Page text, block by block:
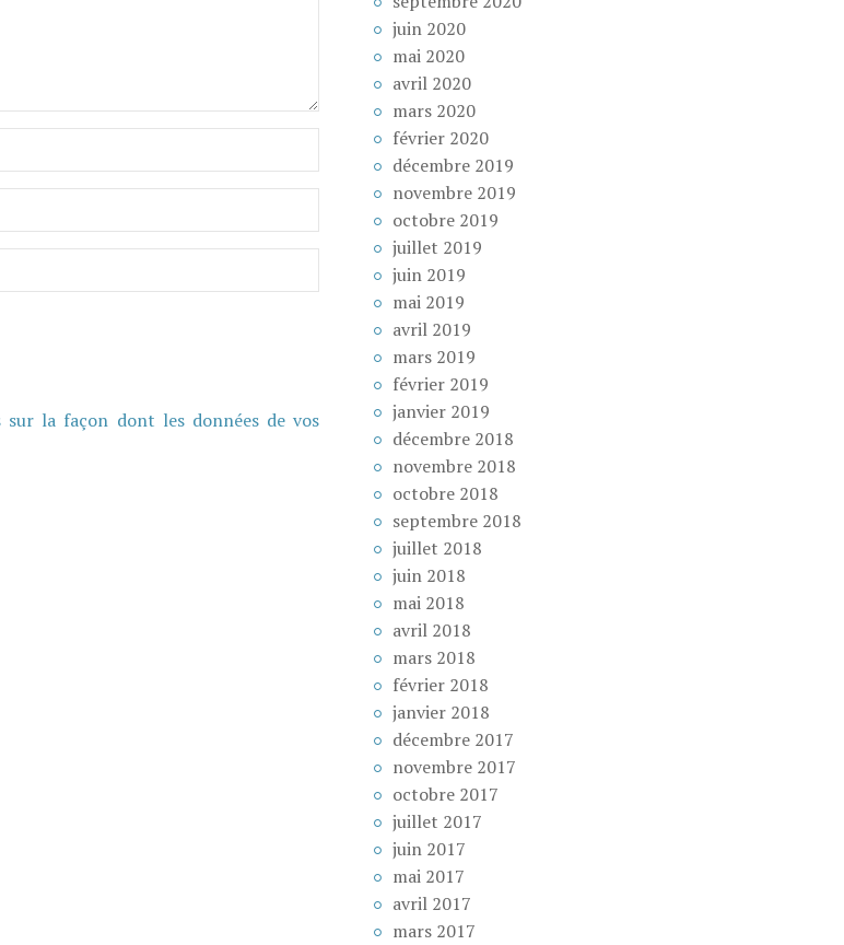
sur la façon dont les données de vos
juin 2020
mai 2020
avril 2020
mars 2020
février 2020
décembre 2019
novembre 2019
octobre 2019
juillet 2019
juin 2019
mai 2019
avril 2019
mars 2019
février 2019
janvier 2019
décembre 2018
novembre 2018
octobre 2018
septembre 2018
juillet 2018
juin 2018
mai 2018
avril 2018
mars 2018
février 2018
janvier 2018
décembre 2017
novembre 2017
octobre 2017
juillet 2017
juin 2017
mai 2017
avril 2017
mars 2017